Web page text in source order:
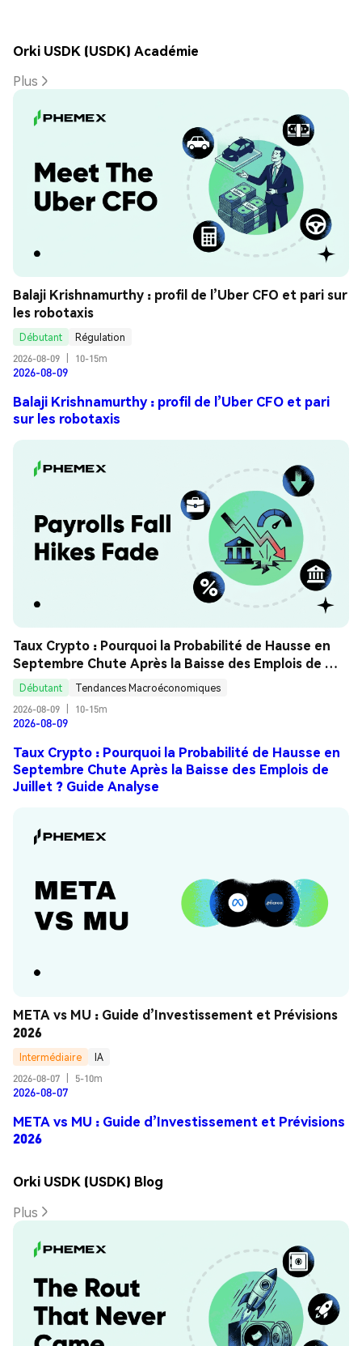
Orki USDK (USDK) Académie
Plus
Balaji Krishnamurthy : profil de l’Uber CFO et pari sur
les robotaxis
Débutant
Régulation
2026-08-09
10-15m
2026-08-09
Balaji Krishnamurthy : profil de l’Uber CFO et pari
sur les robotaxis
Taux Crypto : Pourquoi la Probabilité de Hausse en
Septembre Chute Après la Baisse des Emplois de
Juillet ? Guide Analyse
Débutant
Tendances Macroéconomiques
2026-08-09
10-15m
2026-08-09
Taux Crypto : Pourquoi la Probabilité de Hausse en
Septembre Chute Après la Baisse des Emplois de
Juillet ? Guide Analyse
META vs MU : Guide d’Investissement et Prévisions
2026
Intermédiaire
IA
2026-08-07
5-10m
2026-08-07
META vs MU : Guide d’Investissement et Prévisions
2026
Orki USDK (USDK) Blog
Plus